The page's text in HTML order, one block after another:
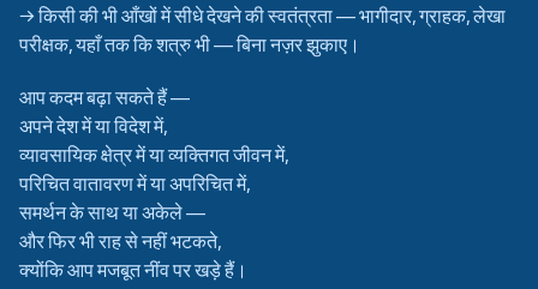
→ किसी की भी आँखों में सीधे देखने की स्वतंत्रता — भागीदार, ग्राहक, लेखा
परीक्षक, यहाँ तक कि शत्रु भी — बिना नज़र झुकाए।
आप कदम बढ़ा सकते हैं —
अपने देश में या विदेश में,
व्यावसायिक क्षेत्र में या व्यक्तिगत जीवन में,
परिचित वातावरण में या अपरिचित में,
समर्थन के साथ या अकेले —
और फिर भी राह से नहीं भटकते,
क्योंकि आप मजबूत नींव पर खड़े हैं।